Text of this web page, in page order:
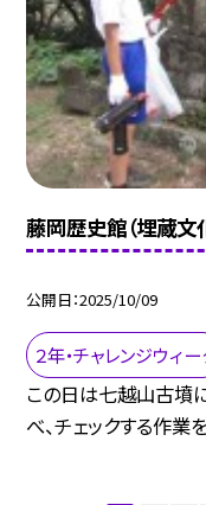
藤岡歴史館（埋蔵文
公開日 2025/10/09
２年・チャレンジウィ
この日は七越山古墳
べ、チェックする作業